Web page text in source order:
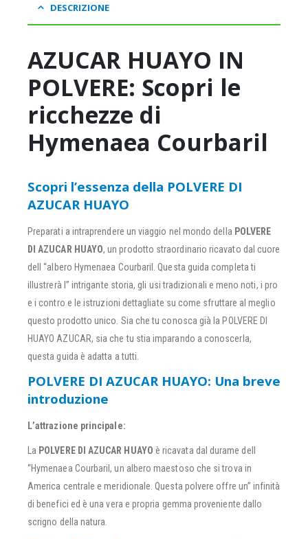
DESCRIZIONE
AZUCAR HUAYO IN
POLVERE: Scopri le
ricchezze di
Hymenaea Courbaril
Scopri l’essenza della POLVERE DI
AZUCAR HUAYO
Preparati a intraprendere un viaggio nel mondo della POLVERE
DI AZUCAR HUAYO, un prodotto straordinario ricavato dal cuore
dell “albero Hymenaea Courbaril. Questa guida completa ti
illustrerà l” intrigante storia, gli usi tradizionali e meno noti, i pro
e i contro e le istruzioni dettagliate su come sfruttare al meglio
questo prodotto unico. Sia che tu conosca già la POLVERE DI
HUAYO AZUCAR, sia che tu stia imparando a conoscerla,
questa guida è adatta a tutti.
POLVERE DI AZUCAR HUAYO: Una breve
introduzione
L’attrazione principale:
La POLVERE DI AZUCAR HUAYO è ricavata dal durame dell
“Hymenaea Courbaril, un albero maestoso che si trova in
America centrale e meridionale. Questa polvere offre un” infinità
di benefici ed è una vera e propria gemma proveniente dallo
scrigno della natura.